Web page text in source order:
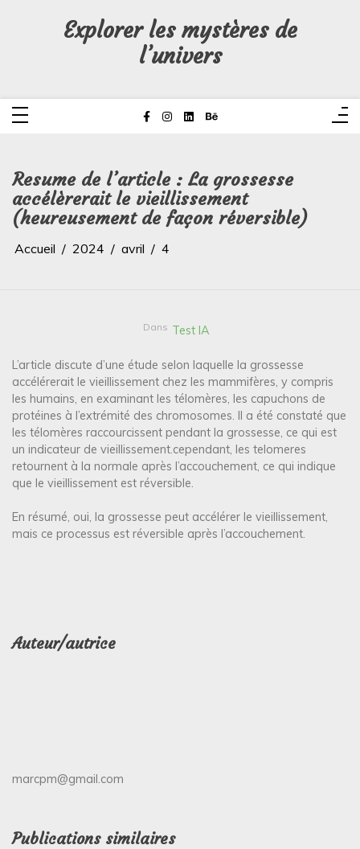
Explorer les mystères de
l’univers
Resume de l’article : La grossesse
accélèrerait le vieillissement
(heureusement de façon réversible)
Accueil 2024 avril 4
Dans Test IA
L’article discute d’une étude selon laquelle la grossesse
accélérerait le vieillissement chez les mammifères, y compris
les humains, en examinant les télomères, les capuchons de
protéines à l’extrémité des chromosomes. Il a été constaté que
les télomères raccourcissent pendant la grossesse, ce qui est
un indicateur de vieillissement.cependant, les telomeres
retournent à la normale après l’accouchement, ce qui indique
que le vieillissement est réversible.
En résumé, oui, la grossesse peut accélérer le vieillissement,
mais ce processus est réversible après l’accouchement.
Auteur/autrice
marcpm@gmail.com
Publications similaires